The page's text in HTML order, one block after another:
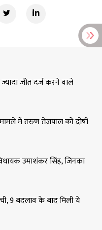
जीत दर्ज करने वाले
मामले में तरुण तेजपाल को दोषी
उमाशंकर सिंह, जिनका
9 बदलाव के बाद मिली ये